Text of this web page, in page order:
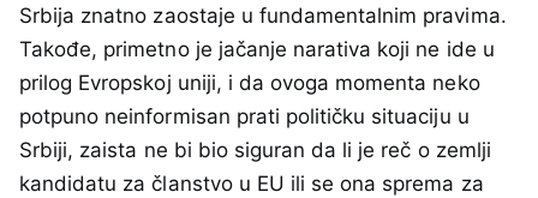
Srbija znatno zaostaje u fundamentalnim pravima.
Takođe, primetno je jačanje narativa koji ne ide u
prilog Evropskoj uniji, i da ovoga momenta neko
potpuno neinformisan prati političku situaciju u
Srbiji, zaista ne bi bio siguran da li je reč o zemlji
kandidatu za članstvo u EU ili se ona sprema za